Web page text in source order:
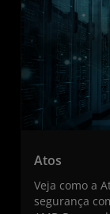
Atos
Veja como a
segurança